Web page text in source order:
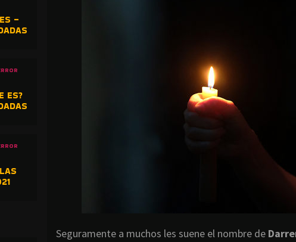
Seguramente a muchos les suene el nombre de
–
ES?